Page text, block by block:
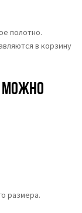
полотно.
в корзину
можно
размера.